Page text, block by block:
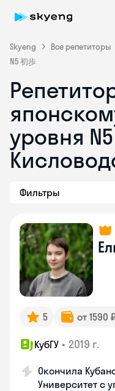
Skyeng Все репетиторы
N5 初歩
уровня
Фильтры
5 от 1590
КубГУ • 2019 г.
Окончила
Университет с
Skyeng Chat